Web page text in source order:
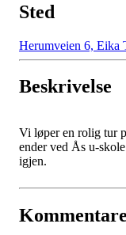
Sted
Herumveien 6, Eika
Beskrivelse
Vi løper en rolig tur
ender ved Ås u-
igjen.